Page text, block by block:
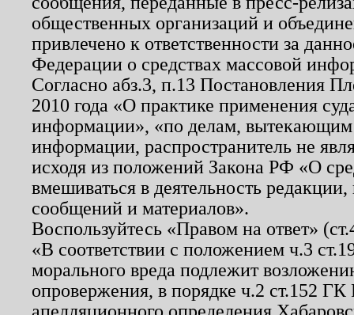
общественных организаций и
привлечено к ответственности за
Федерации о средствах массовой
Согласно абз.3, п.13 Постановления
2010 года «О практике применения
информации», «по делам, вытекающим
информации, распространитель не
исходя из положений Закона РФ «О
вмешиваться в деятельность
сообщений и материалов».
Воспользуйтесь «Правом на ответ»
«В соответствии с положением ч.3
морального вреда подлежит
опровержения, в порядке ч.2 ст.152
апелляционного определения